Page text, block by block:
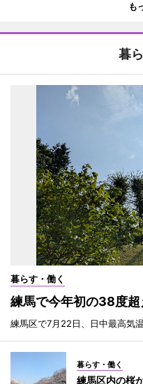
も
暮
暮らす・働く
練馬で今年初の38度
練馬区で7月22日、日中最高気
暮らす・働く
練馬区内の桜